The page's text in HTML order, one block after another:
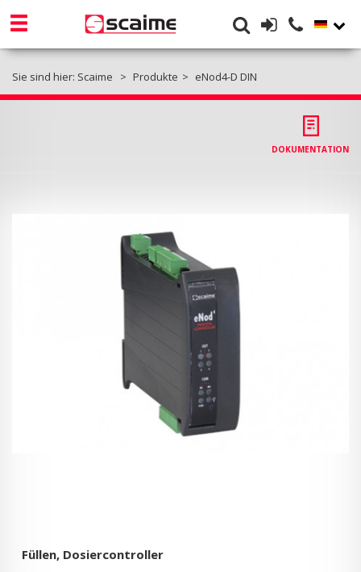
Sie sind hier: Scaime Produkte eNod4-D DIN
DOKUMENTATION
Füllen, Dosiercontroller